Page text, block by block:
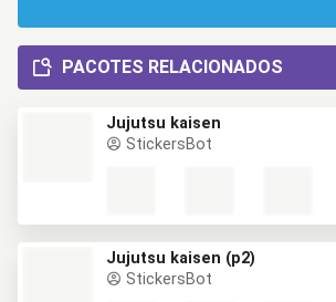
PACOTES RELACIONADOS
Jujutsu kaisen
StickersBot
Jujutsu kaisen (p2)
StickersBot